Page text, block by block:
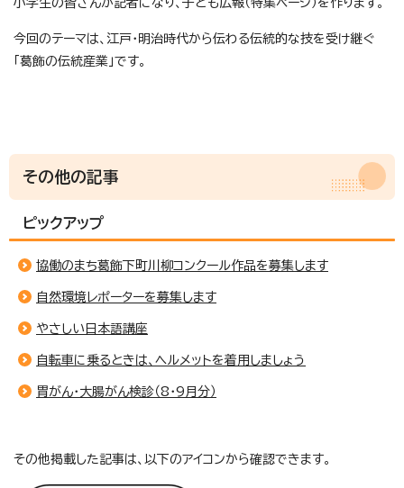
今回のテーマは、江戸・明治時代から伝わる伝統的な技を受け継ぐ
「葛飾の伝統産業」です。
その他の記事
ピックアップ
協働のまち葛飾下町川柳コンクール作品を募集します
自然環境レポーターを募集します
やさしい日本語講座
自転車に乗るときは、ヘルメットを着用しましょう
胃がん・大腸がん検診（8・9月分）
その他掲載した記事は、以下のアイコンから確認できます。